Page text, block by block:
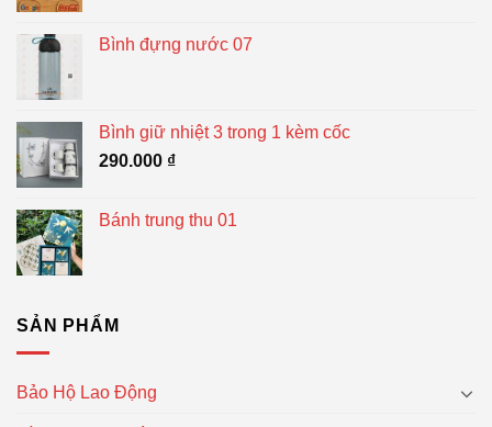
Bình đựng nước 07
Bình giữ nhiệt 3 trong 1 kèm cốc
290.000 ₫
Bánh trung thu 01
SẢN PHẨM
Bảo Hộ Lao Động